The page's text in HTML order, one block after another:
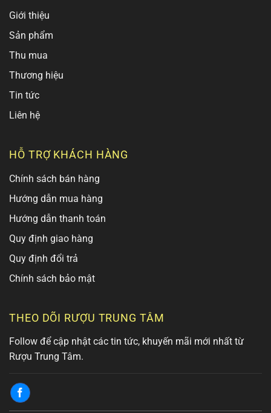
Giới thiệu
Sản phẩm
Thu mua
Thương hiệu
Tin tức
Liên hệ
HỖ TRỢ KHÁCH HÀNG
Chính sách bán hàng
Hướng dẫn mua hàng
Hướng dẫn thanh toán
Quy định giao hàng
Quy định đổi trả
Chính sách bảo mật
THEO DÕI RƯỢU TRUNG TÂM
Follow để cập nhật các tin tức, khuyến mãi mới nhất từ
Rượu Trung Tâm.